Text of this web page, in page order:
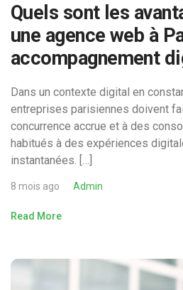
Quels sont les
une agence web à
accompagnement
Dans un contexte digital en
entreprises parisiennes doivent
concurrence accrue et à des
habitués à des expériences
instantanées. […]
8 mois ago Admin
Read More